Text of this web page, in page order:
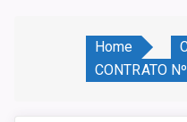
Home
CONTRATO